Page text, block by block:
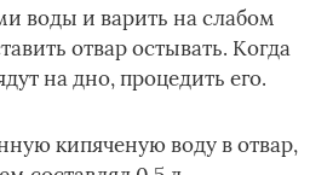
воды и варить на слабом
отвар остывать. Когда
на дно, процедить его.
кипяченую воду в отвар,